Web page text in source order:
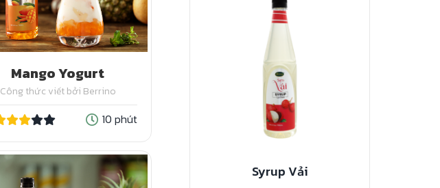
Mango Yogurt
Công thức viết bởi Berrino
10 phút
Syrup Vải